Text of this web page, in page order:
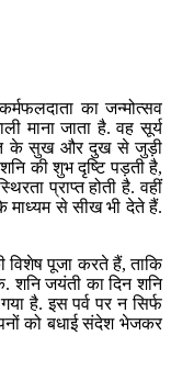
का जन्मोत्सव
माना जाता है. वह सूर्य
के सुख और दुख से जुड़ी
की शुभ दृष्टि पड़ती है,
प्राप्त होती है. वहीं
माध्यम से सीख भी देते हैं.
विशेष पूजा करते हैं, ताकि
शनि जयंती का दिन शनि
है. इस पर्व पर न सिर्फ
को बधाई संदेश भेजकर